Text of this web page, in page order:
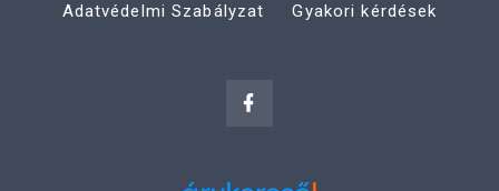
Adatvédelmi Szabályzat
Gyakori kérdések